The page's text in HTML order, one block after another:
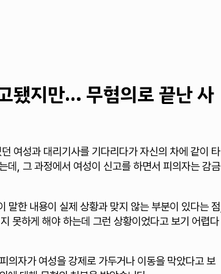
됐지만… 무혐의로 끝난 사
여성과 대리기사를 기다리다가 자신의 차에 같이 타
데, 그 과정에서 여성이 신고를 하면서 피의자는 감금
한 내용이 실제 상황과 맞지 않는 부분이 있다는 점,
못하게 해야 하는데 그런 상황이었다고 보기 어렵다
의자가 여성을 강제로 가두거나 이동을 막았다고 보